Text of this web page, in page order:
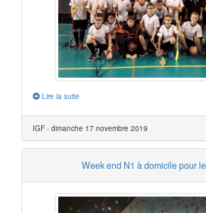
Lire la suite
IGF - dimanche 17 novembre 2019
Week end N1 à domicile pour